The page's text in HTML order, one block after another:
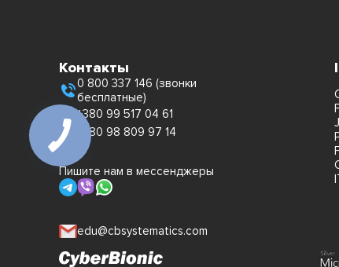
Контакты
0 800 337 146 (звонки
бесплатные)
+380 99 517 04 61
+380 98 809 97 14
Пишите нам в мессенджеры
edu@cbsystematics.com